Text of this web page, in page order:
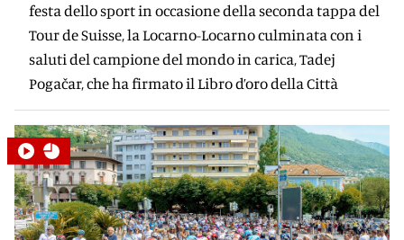
festa dello sport in occasione della seconda tappa del
Tour de Suisse, la Locarno-Locarno culminata con i
saluti del campione del mondo in carica, Tadej
Pogačar, che ha firmato il Libro d’oro della Città